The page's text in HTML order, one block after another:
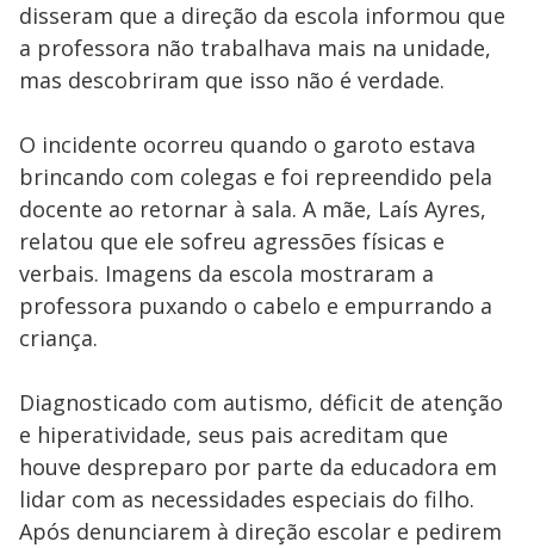
disseram que a direção da escola informou que
a professora não trabalhava mais na unidade,
mas descobriram que isso não é verdade.
O incidente ocorreu quando o garoto estava
brincando com colegas e foi repreendido pela
docente ao retornar à sala. A mãe, Laís Ayres,
relatou que ele sofreu agressões físicas e
verbais. Imagens da escola mostraram a
professora puxando o cabelo e empurrando a
criança.
Diagnosticado com autismo, déficit de atenção
e hiperatividade, seus pais acreditam que
houve despreparo por parte da educadora em
lidar com as necessidades especiais do filho.
Após denunciarem à direção escolar e pedirem